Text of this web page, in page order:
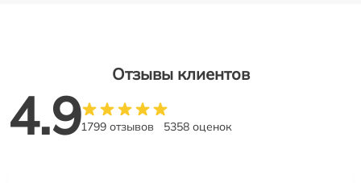
Отзывы клиентов
4.91799 отзывов 5358 оценок